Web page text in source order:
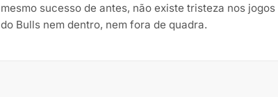
mesmo sucesso de antes, não existe tristeza nos jogos
do Bulls nem dentro, nem fora de quadra.